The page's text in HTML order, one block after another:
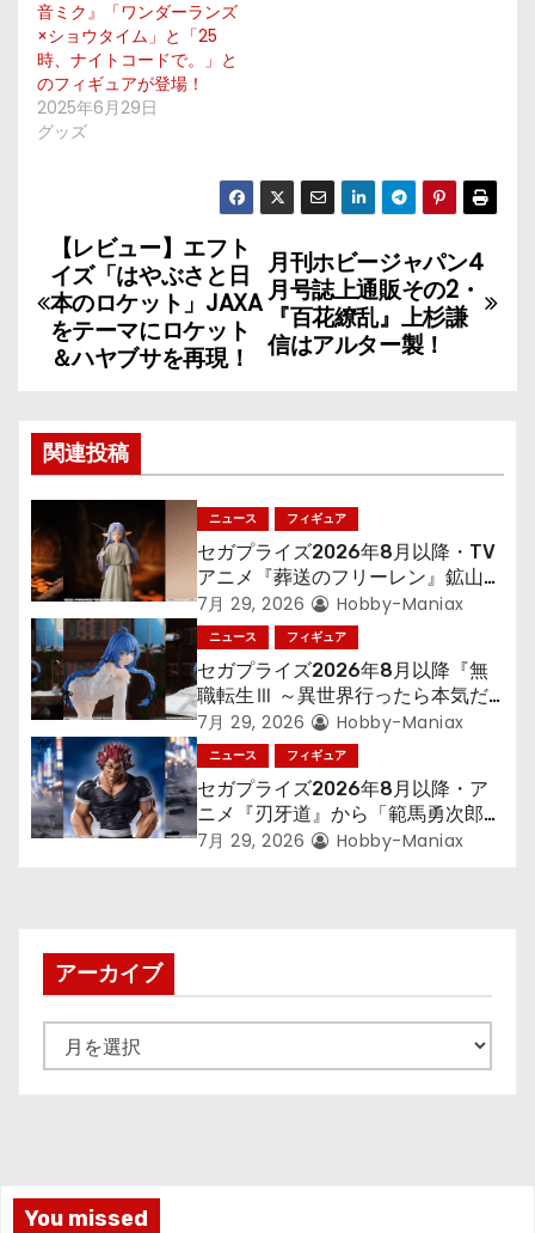
音ミク』「ワンダーランズ
×ショウタイム」と「25
時、ナイトコードで。」と
のフィギュアが登場！
2025年6月29日
グッズ
投
稿
ナ
ゲ
ー
シ
ョ
ン
月刊ホビージャパン4
月号誌上通販その2・
『百花繚乱』上杉謙
信はアルター製！
【レビュー】エフト
イズ「はやぶさと日
本のロケット」JAXA
をテーマにロケット
＆ハヤブサを再現！
関連投稿
ニュース フィギュア
セガプライズ2026年8月以降・TV
アニメ『葬送のフリーレン』鉱山で
300年働くことになっっちゃった
「フリーレン」を立体化！
7月 29, 2026 Hobby-Maniax
ニュース フィギュア
セガプライズ2026年8月以降『無
職転生Ⅲ ～異世界行ったら本気だ
す～』から「ロキシー」のフィギュ
アが登場！
7月 29, 2026 Hobby-Maniax
ニュース フィギュア
セガプライズ2026年8月以降・ア
ニメ『刃牙道』から「範馬勇次郎」
が登場ッッ!!
7月 29, 2026 Hobby-Maniax
アーカイブ
ー
You missed